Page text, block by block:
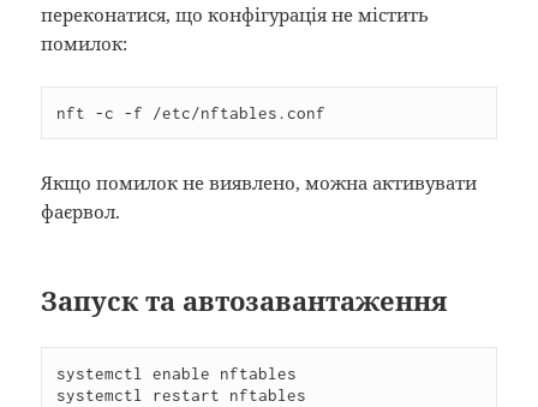
переконатися, що конфігурація не містить
помилок:
nft -c -f /etc/nftables.conf
Якщо помилок не виявлено, можна активувати
фаєрвол.
Запуск та автозавантаження
systemctl enable nftables
systemctl restart nftables